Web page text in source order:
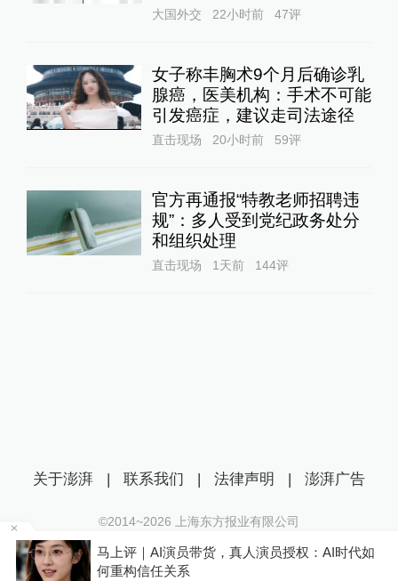
大国外交 22小时前 47评
女子称丰胸术9个月后确诊乳
腺癌，医美机构：手术不可能
引发癌症，建议走司法途径
直击现场 20小时前 59评
官方再通报“特教老师招聘违
规”：多人受到党纪政务处分
和组织处理
直击现场 1天前 144评
马上评｜AI演员带货，真人演员授权：AI时代如
何重构信任关系
关于澎湃 | 联系我们 | 法律声明 | 澎湃广告
©2014~2026 上海东方报业有限公司
沪ICP证：沪B2-20170116 | 沪ICP备14003370号
互联网新闻信息服务许可证：31120170006